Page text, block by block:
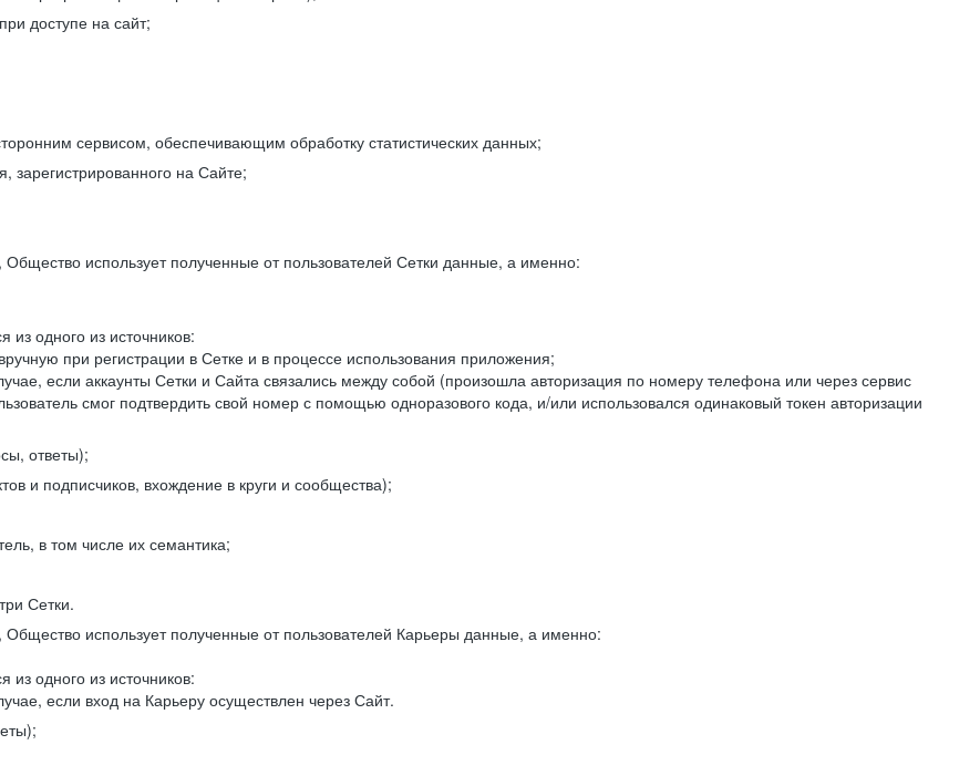
доступе на сайт;
сервисом, обеспечивающим обработку статистических данных;
зарегистрированного на Сайте;
использует полученные от пользователей Сетки данные, а именно:
из одного из источников:
при регистрации в Сетке и в процессе использования приложения;
если аккаунты Сетки и Сайта связались между собой (произошла авторизация по номеру телефона или через сервис
смог подтвердить свой номер с помощью одноразового кода, и/или использовался одинаковый токен авторизации
ответы);
и подписчиков, вхождение в круги и сообщества);
в том числе их семантика;
Сетки.
использует полученные от пользователей Карьеры данные, а именно:
из одного из источников:
если вход на Карьеру осуществлен через Сайт.